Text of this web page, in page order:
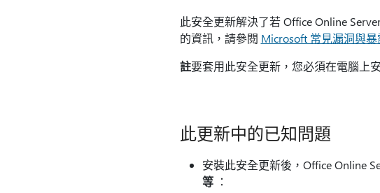
此安全更新解決了若 Office Online
的資訊，請參閱 Microsoft 常見漏洞與
註要套用此安全更新，您必須在電腦上
此更新中的已知問題
安裝此安全更新後，Office Online
等：